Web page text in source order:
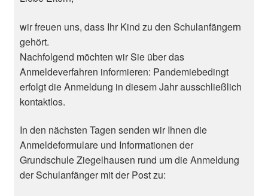
wir freuen uns, dass Ihr Kind zu den Schulanfängern
gehört.
Nachfolgend möchten wir Sie über das
Anmeldeverfahren informieren: Pandemiebedingt
erfolgt die Anmeldung in diesem Jahr ausschließlich
kontaktlos.
In den nächsten Tagen senden wir Ihnen die
Anmeldeformulare und Informationen der
Grundschule Ziegelhausen rund um die Anmeldung
der Schulanfänger mit der Post zu: